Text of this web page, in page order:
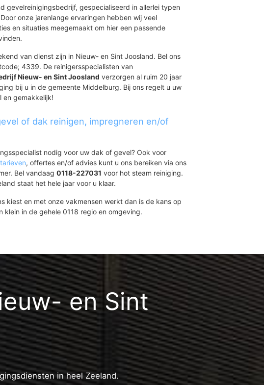
gevelreinigingsbedrijf, gespecialiseerd in allerlei typen
onze jarenlange ervaringen hebben wij veel
en situaties meegemaakt om hier een passende
van dienst zijn in Nieuw- en Sint Joosland. Bel ons
4339. De reinigersspecialisten van
Nieuw- en Sint Joosland verzorgen al ruim 20 jaar
bij u in de gemeente Middelburg. Bij ons regelt u uw
en gemakkelijk!
of dak reinigen, impregneren en/of
nodig voor uw dak of gevel? Ook voor
, offertes en/of advies kunt u ons bereiken via ons
Bel vandaag 0118-227031 voor hot steam reiniging.
staat het hele jaar voor u klaar.
kiest en met onze vakmensen werkt dan is de kans op
klein in de gehele 0118 regio en omgeving.
en Sint
in heel Zeeland.